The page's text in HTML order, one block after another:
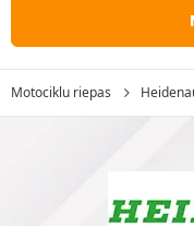
Motociklu riepas